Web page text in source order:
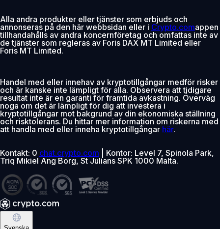
Alla andra produkter eller tjänster som erbjuds och
annonseras på den här webbsidan eller i Crypto.comappen
tillhandahålls av andra koncernföretag och omfattas inte av
de tjänster som regleras av Foris DAX MT Limited eller
Foris MT Limited.
Handel med eller innehav av kryptotillgångar medför risker
och är kanske inte lämpligt för alla. Observera att tidigare
resultat inte är en garanti för framtida avkastning. Överväg
noga om det är lämpligt för dig att investera i
kryptotillgångar mot bakgrund av din ekonomiska ställning
och risktolerans. Du hittar mer information om riskerna med
att handla med eller inneha kryptotillgångar här.
Kontakt: 0 chat.crypto.com | Kontor: Level 7, Spinola Park,
Triq Mikiel Ang Borg, St Julians SPK 1000 Malta.